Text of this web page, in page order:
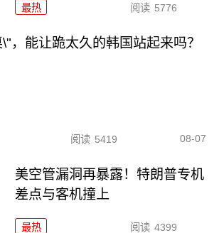
最热 阅读 5776
，能让跪太久的韩国站起来吗？
阅读 5419 08-07
美空管漏洞再暴露！特朗普专机
差点与客机撞上
最热 阅读 4399